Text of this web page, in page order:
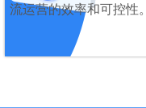
流运营的效率和可控性。